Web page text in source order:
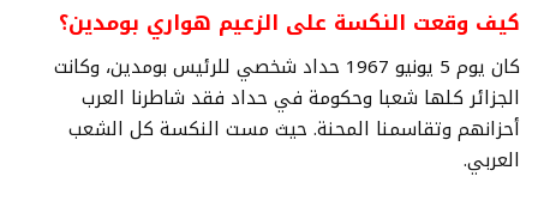
كيف وقعت النكسة على الزعيم هواري بومدين؟
كان يوم 5 يونيو 1967 حداد شخصي للرئيس بومدين، وكانت
الجزائر كلها شعبا وحكومة في حداد فقد شاطرنا العرب
أحزانهم وتقاسمنا المحنة. حيث مست النكسة كل الشعب
العربي.